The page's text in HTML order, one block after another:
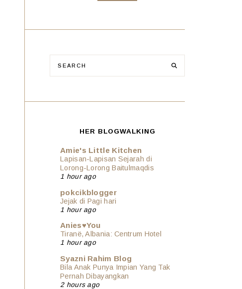
HER BLOGWALKING
Amie's Little Kitchen
Lapisan-Lapisan Sejarah di
Lorong-Lorong Baitulmaqdis
1 hour ago
pokcikblogger
Jejak di Pagi hari
1 hour ago
Anies♥You
Tiranë, Albania: Centrum Hotel
1 hour ago
Syazni Rahim Blog
Bila Anak Punya Impian Yang Tak
Pernah Dibayangkan
2 hours ago